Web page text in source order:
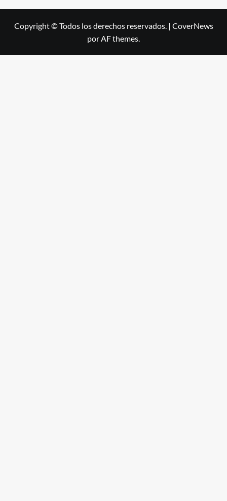
Copyright © Todos los derechos reservados. | CoverNews
por AF themes.